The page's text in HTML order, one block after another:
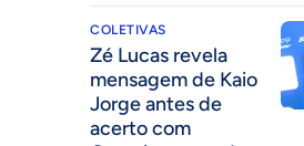
COLETIVAS
Zé Lucas revela
mensagem de Kaio
Jorge antes de
acerto com